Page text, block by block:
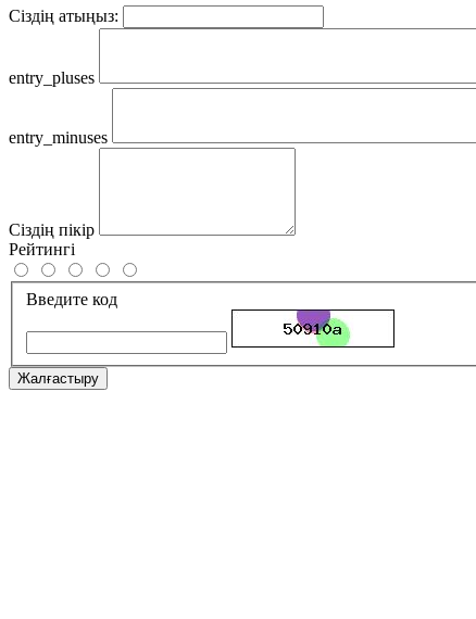
Сіздің атыңыз:
entry_pluses
entry_minuses
Сіздің пікір
Рейтингі
Введите код
Жалғастыру